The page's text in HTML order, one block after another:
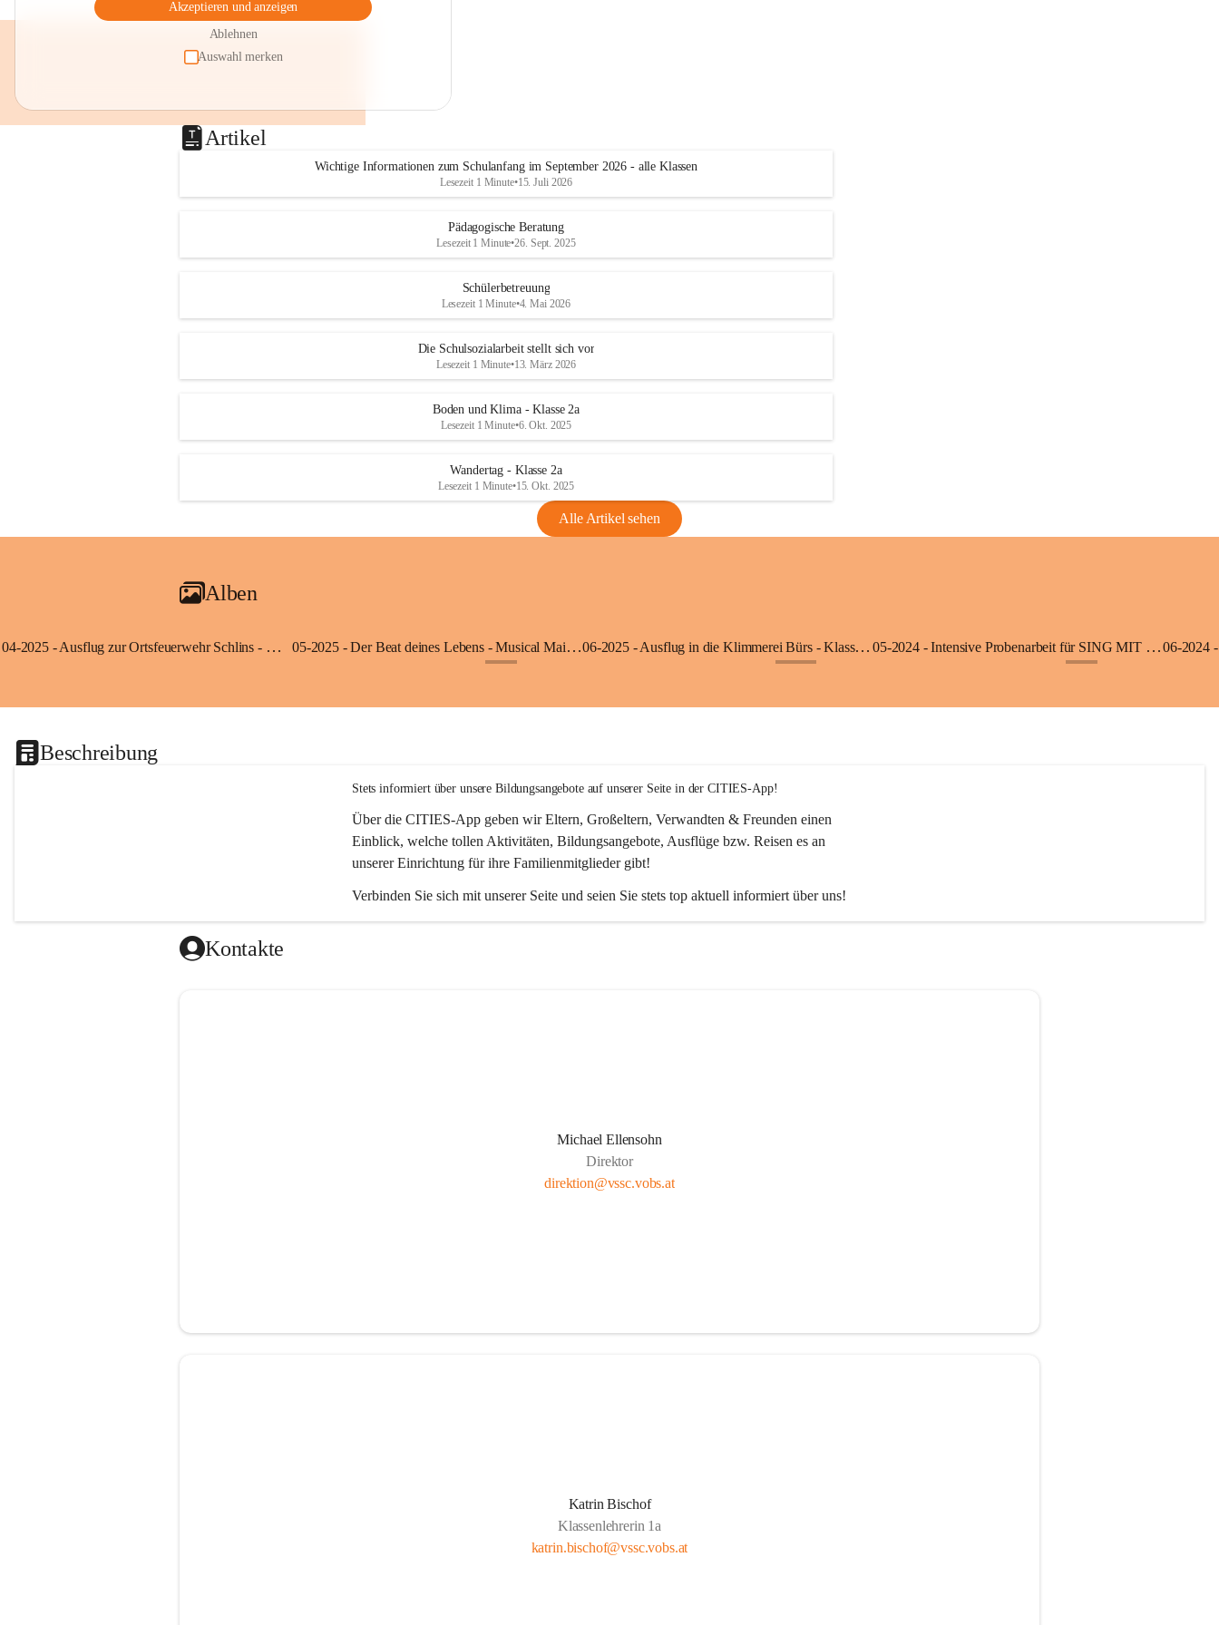
Akzeptieren und anzeigen
Ablehnen
Auswahl merken
Artikel
Wichtige Informationen zum Schulanfang im September 2026 - alle Klassen
Lesezeit 1 Minute•15. Juli 2026
Pädagogische Beratung
Lesezeit 1 Minute•26. Sept. 2025
Schülerbetreuung
Lesezeit 1 Minute•4. Mai 2026
Die Schulsozialarbeit stellt sich vor
Lesezeit 1 Minute•13. März 2026
Boden und Klima - Klasse 2a
Lesezeit 1 Minute•6. Okt. 2025
Wandertag - Klasse 2a
Lesezeit 1 Minute•15. Okt. 2025
Alle Artikel sehen
Alben
04-2025 - Ausflug zur Ortsfeuerwehr Schlins - Klassen 3a und 3b 05-2025 - Der Beat deines Lebens - Musical Mai 2025 06-2025 - Ausflug in die Klimmerei Bürs - Klasse 1a 05-2024 - Intensive Probenarbeit für SING MIT - Klasse 3b06-2024
Beschreibung
Stets informiert über unsere Bildungsangebote auf unserer Seite in der CITIES-App!
Über die CITIES-App geben wir Eltern, Großeltern, Verwandten & Freunden einen
Einblick, welche tollen Aktivitäten, Bildungsangebote, Ausflüge bzw. Reisen es an
unserer Einrichtung für ihre Familienmitglieder gibt!
Verbinden Sie sich mit unserer Seite und seien Sie stets top aktuell informiert über uns!
Kontakte
Michael Ellensohn
Direktor
direktion@vssc.vobs.at
Katrin Bischof
Klassenlehrerin 1a
katrin.bischof@vssc.vobs.at